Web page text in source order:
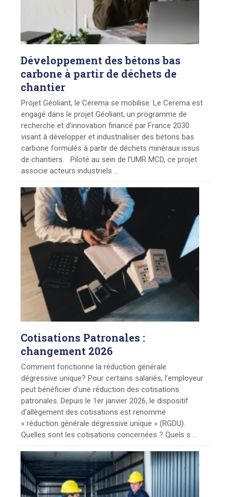
Développement des bétons bas
carbone à partir de déchets de
chantier
Projet Géoliant, le Cerema se mobilise. Le Cerema est
engagé dans le projet Géoliant, un programme de
recherche et d’innovation financé par France 2030
visant à développer et industrialiser des bétons bas
carbone formulés à partir de déchets minéraux issus
de chantiers. Piloté au sein de l’UMR MCD, ce projet
associe acteurs industriels ...
Cotisations Patronales :
changement 2026
Comment fonctionne la réduction générale
dégressive unique? Pour certains salariés, l’employeur
peut bénéficier d’une réduction des cotisations
patronales. Depuis le 1er janvier 2026, le dispositif
d’allègement des cotisations est renommé
« réduction générale dégressive unique » (RGDU).
Quelles sont les cotisations concernées ? Quels s ...